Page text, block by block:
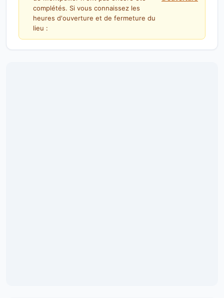
complétés. Si vous connaissez les
heures d'ouverture et de fermeture du
lieu :